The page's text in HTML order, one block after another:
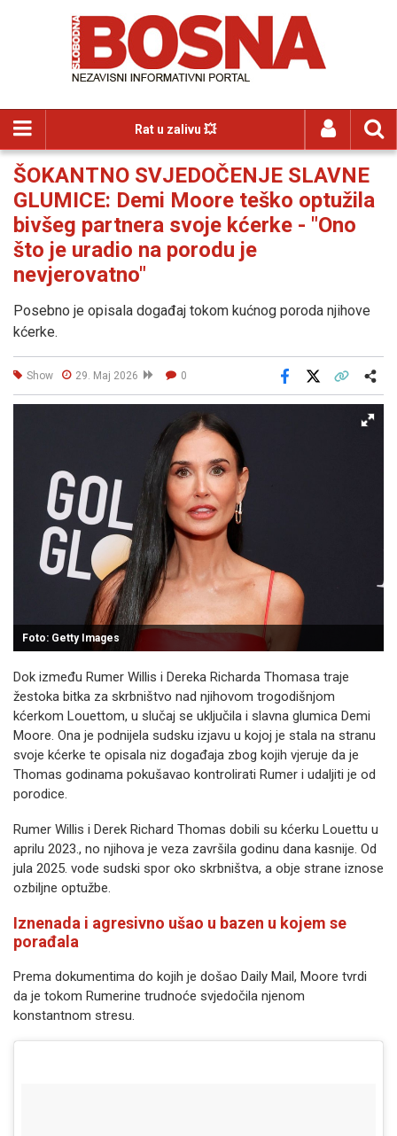
Rat u zalivu 💥
ŠOKANTNO SVJEDOČENJE SLAVNE
GLUMICE: Demi Moore teško optužila
bivšeg partnera svoje kćerke - "Ono
što je uradio na porodu je
nevjerovatno"
Posebno je opisala događaj tokom kućnog poroda njihove
kćerke.
Show 29. Maj 2026 0
Facebook
Foto: Getty Images
Dok između Rumer Willis i Dereka Richarda Thomasa traje
žestoka bitka za skrbništvo nad njihovom trogodišnjom
kćerkom Louettom, u slučaj se uključila i slavna glumica Demi
Moore. Ona je podnijela sudsku izjavu u kojoj je stala na stranu
svoje kćerke te opisala niz događaja zbog kojih vjeruje da je
Thomas godinama pokušavao kontrolirati Rumer i udaljiti je od
porodice.
Rumer Willis i Derek Richard Thomas dobili su kćerku Louettu u
aprilu 2023., no njihova je veza završila godinu dana kasnije. Od
jula 2025. vode sudski spor oko skrbništva, a obje strane iznose
ozbiljne optužbe.
Iznenada i agresivno ušao u bazen u kojem se
porađala
Prema dokumentima do kojih je došao Daily Mail, Moore tvrdi
da je tokom Rumerine trudnoće svjedočila njenom
konstantnom stresu.